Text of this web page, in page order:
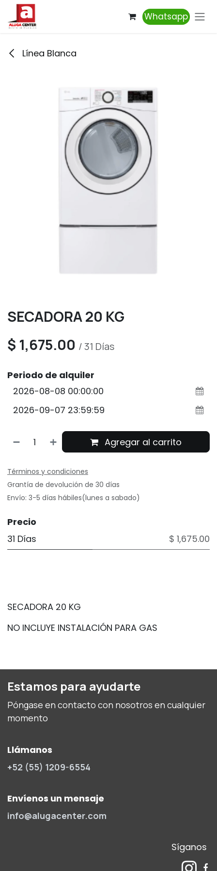
Ir al contenido
Whatsapp
Línea Blanca
SECADORA 20 KG
$ 1,675.00 /31 Días
Periodo de alquiler
Agregar al carrito
Términos y condiciones
Grantía de devolución de 30 días
Envío: 3-5 días hábiles(lunes a sabado)
Precio
31 Días
$ 1,675.00
SECADORA 20 KG
NO INCLUYE INSTALACIÓN PARA GAS
Estamos para ayudarte
Póngase en contacto con nosotros en cualquier
momento
Llámanos
+52 (55) 1209-6554
Envíenos un mensaje
info@alugacenter.com
Síganos